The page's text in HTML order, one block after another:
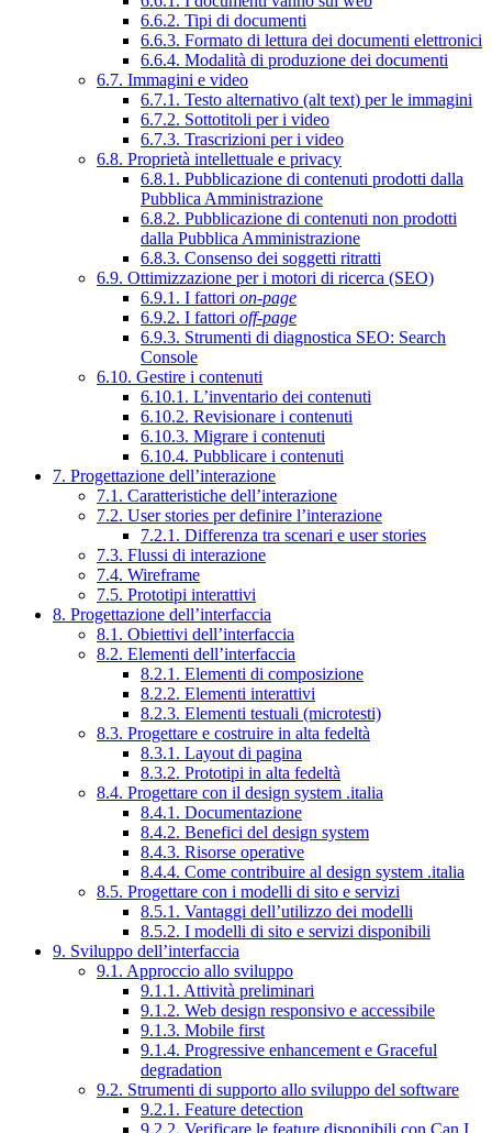
6.6.2. Tipi di documenti
6.6.3. Formato di lettura dei documenti elettronici
6.6.4. Modalità di produzione dei documenti
6.7. Immagini e video
6.7.1. Testo alternativo (alt text) per le immagini
6.7.2. Sottotitoli per i video
6.7.3. Trascrizioni per i video
6.8. Proprietà intellettuale e privacy
6.8.1. Pubblicazione di contenuti prodotti dalla
Pubblica Amministrazione
6.8.2. Pubblicazione di contenuti non prodotti
dalla Pubblica Amministrazione
6.8.3. Consenso dei soggetti ritratti
6.9. Ottimizzazione per i motori di ricerca (SEO)
6.9.1. I fattori on-page
6.9.2. I fattori off-page
6.9.3. Strumenti di diagnostica SEO: Search
Console
6.10. Gestire i contenuti
6.10.1. L’inventario dei contenuti
6.10.2. Revisionare i contenuti
6.10.3. Migrare i contenuti
6.10.4. Pubblicare i contenuti
7. Progettazione dell’interazione
7.1. Caratteristiche dell’interazione
7.2. User stories per definire l’interazione
7.2.1. Differenza tra scenari e user stories
7.3. Flussi di interazione
7.4. Wireframe
7.5. Prototipi interattivi
8. Progettazione dell’interfaccia
8.1. Obiettivi dell’interfaccia
8.2. Elementi dell’interfaccia
8.2.1. Elementi di composizione
8.2.2. Elementi interattivi
8.2.3. Elementi testuali (microtesti)
8.3. Progettare e costruire in alta fedeltà
8.3.1. Layout di pagina
8.3.2. Prototipi in alta fedeltà
8.4. Progettare con il design system .italia
8.4.1. Documentazione
8.4.2. Benefici del design system
8.4.3. Risorse operative
8.4.4. Come contribuire al design system .italia
8.5. Progettare con i modelli di sito e servizi
8.5.1. Vantaggi dell’utilizzo dei modelli
8.5.2. I modelli di sito e servizi disponibili
9. Sviluppo dell’interfaccia
9.1. Approccio allo sviluppo
9.1.1. Attività preliminari
9.1.2. Web design responsivo e accessibile
9.1.3. Mobile first
9.1.4. Progressive enhancement e Graceful
degradation
9.2. Strumenti di supporto allo sviluppo del software
9.2.1. Feature detection
9.2.2. Verificare le feature disponibili con Can I